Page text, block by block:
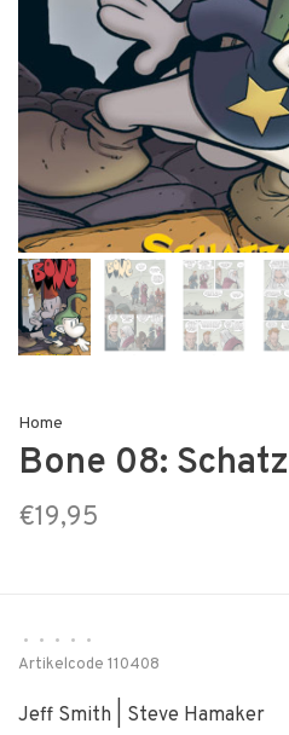
Home
Bone 08:
€19,95
• • • •
•
Artikelcode 110408
Jeff Smith | Steve Hamaker